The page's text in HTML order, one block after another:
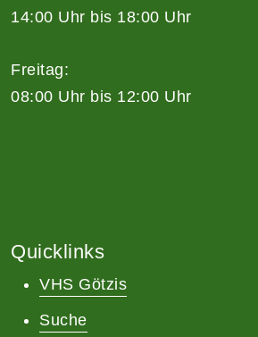
14:00 Uhr bis 18:00 Uhr
Freitag:
08:00 Uhr bis 12:00 Uhr
Quicklinks
VHS Götzis
Suche